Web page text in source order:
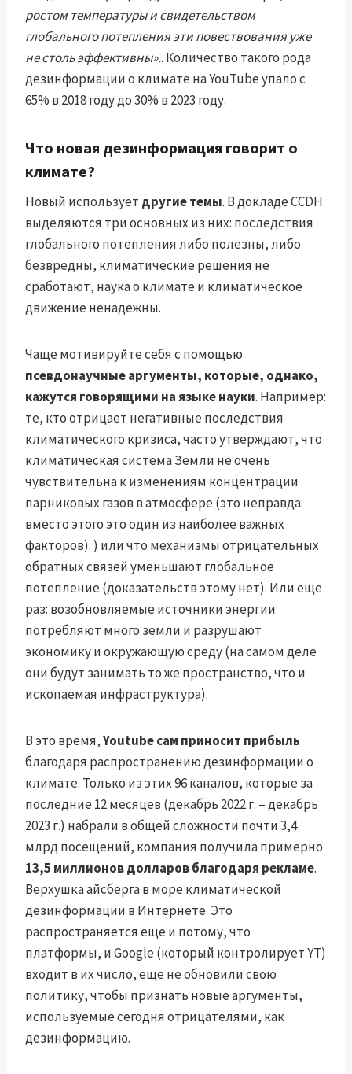
ростом температуры и свидетельством
глобального потепления эти повествования уже
не столь эффективны».. Количество такого рода
дезинформации о климате на YouTube упало с
65% в 2018 году до 30% в 2023 году.
Что новая дезинформация говорит о
климате?
Новый использует другие темы. В докладе CCDH
выделяются три основных из них: последствия
глобального потепления либо полезны, либо
безвредны, климатические решения не
сработают, наука о климате и климатическое
движение ненадежны.
Чаще мотивируйте себя с помощью
псевдонаучные аргументы, которые, однако,
кажутся говорящими на языке науки. Например:
те, кто отрицает негативные последствия
климатического кризиса, часто утверждают, что
климатическая система Земли не очень
чувствительна к изменениям концентрации
парниковых газов в атмосфере (это неправда:
вместо этого это один из наиболее важных
факторов). ) или что механизмы отрицательных
обратных связей уменьшают глобальное
потепление (доказательств этому нет). Или еще
раз: возобновляемые источники энергии
потребляют много земли и разрушают
экономику и окружающую среду (на самом деле
они будут занимать то же пространство, что и
ископаемая инфраструктура).
В это время,Youtube сам приносит прибыль
благодаря распространению дезинформации о
климате. Только из этих 96 каналов, которые за
последние 12 месяцев (декабрь 2022 г. – декабрь
2023 г.) набрали в общей сложности почти 3,4
млрд посещений, компания получила примерно
13,5 миллионов долларов благодаря рекламе.
Верхушка айсберга в море климатической
дезинформации в Интернете. Это
распространяется еще и потому, что
платформы, и Google (который контролирует YT)
входит в их число, еще не обновили свою
политику, чтобы признать новые аргументы,
используемые сегодня отрицателями, как
дезинформацию.